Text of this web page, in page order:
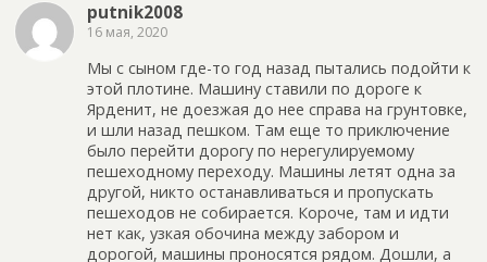
putnik2008
16 мая, 2020
Мы с сыном где-то год назад пытались подойти к
этой плотине. Машину ставили по дороге к
Ярденит, не доезжая до нее справа на грунтовке,
и шли назад пешком. Там еще то приключение
было перейти дорогу по нерегулируемому
пешеходному переходу. Машины летят одна за
другой, никто останавливаться и пропускать
пешеходов не собирается. Короче, там и идти
нет как, узкая обочина между забором и
дорогой, машины проносятся рядом. Дошли, а